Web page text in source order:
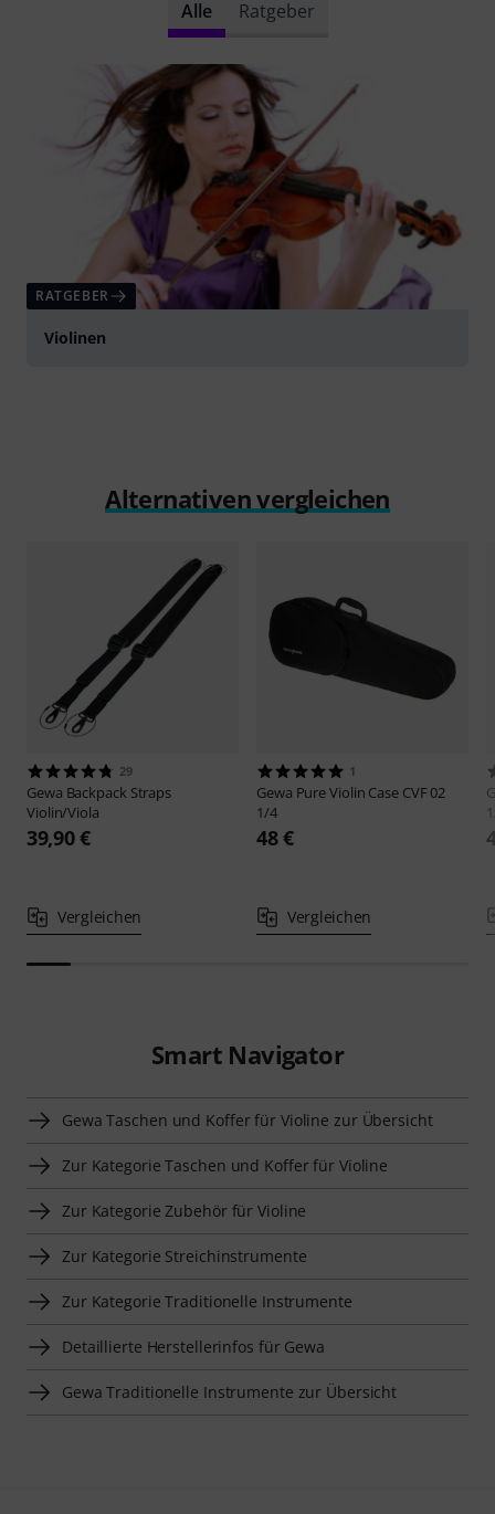
Alle Ratgeber
RATGEBER
Violinen
Alternativen vergleichen
29
Gewa Backpack Straps
Violin/Viola
39,90 €
Vergleichen
1
Gewa Pure Violin Case CVF 02
1/4
48 €
Vergleichen
Smart Navigator
Gewa Taschen und Koffer für Violine zur Übersicht
Zur Kategorie Taschen und Koffer für Violine
Zur Kategorie Zubehör für Violine
Zur Kategorie Streichinstrumente
Zur Kategorie Traditionelle Instrumente
Detaillierte Herstellerinfos für Gewa
Gewa Traditionelle Instrumente zur Übersicht